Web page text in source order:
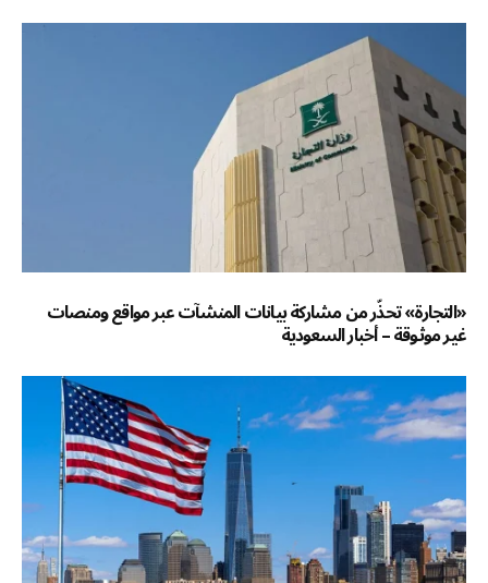
«التجارة» تحذّر من مشاركة بيانات المنشآت عبر مواقع ومنصات
غير موثوقة – أخبار السعودية